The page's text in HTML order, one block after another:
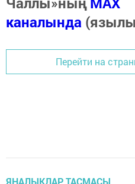
каналында
Перейти на
ЯҢАЛЫКЛАР ТАСМАСЫ